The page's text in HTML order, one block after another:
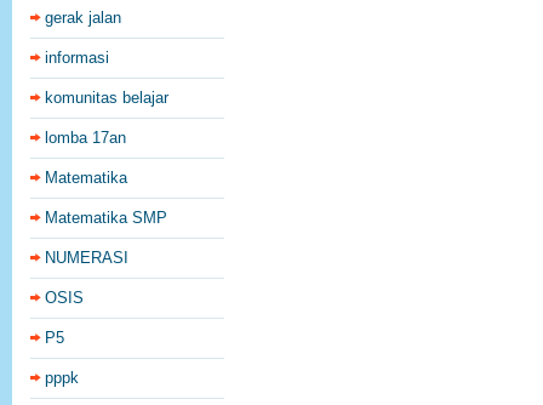
gerak jalan
informasi
komunitas belajar
lomba 17an
Matematika
Matematika SMP
NUMERASI
OSIS
P5
pppk